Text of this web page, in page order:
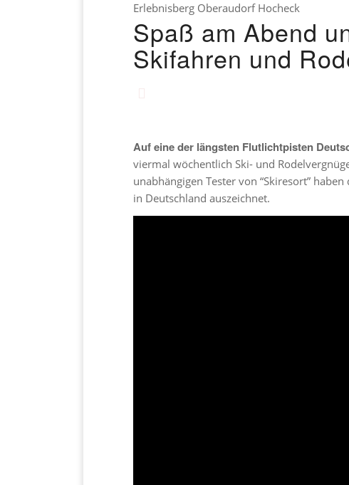
Erlebnisberg Oberaudorf Hocheck
Spaß am Abend
Skifahren und
Auf eine der längsten Flutlichtpisten
viermal wöchentlich Ski- und
unabhängigen Tester von “Skiresort”
in Deutschland auszeichnet.